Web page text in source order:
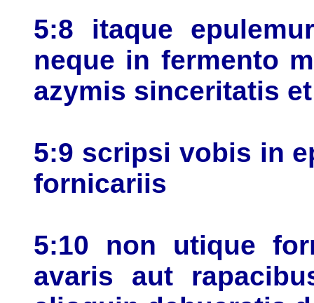
5:8 itaque
neque in fermento
azymis sinceritatis
5:9 scripsi vobis in
fornicariis
5:10 non utique
avaris aut